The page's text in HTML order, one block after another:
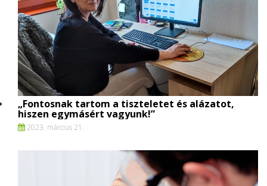
„Fontosnak tartom a tiszteletet és alázatot,
hiszen egymásért vagyunk!”
2023. március 21.